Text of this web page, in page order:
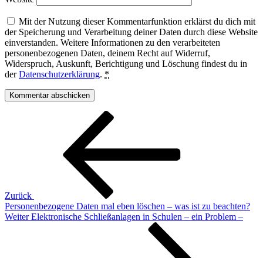
Mit der Nutzung dieser Kommentarfunktion erklärst du dich mit
der Speicherung und Verarbeitung deiner Daten durch diese Website
einverstanden. Weitere Informationen zu den verarbeiteten
personenbezogenen Daten, deinem Recht auf Widerruf,
Widerspruch, Auskunft, Berichtigung und Löschung findest du in
derDatenschutzerklärung. *
Beitragsnavigation
Zurück
Personenbezogene Daten mal eben löschen – was ist zu beachten?
Nächster
Weiter Elektronische Schließanlagen in Schulen – ein Problem –